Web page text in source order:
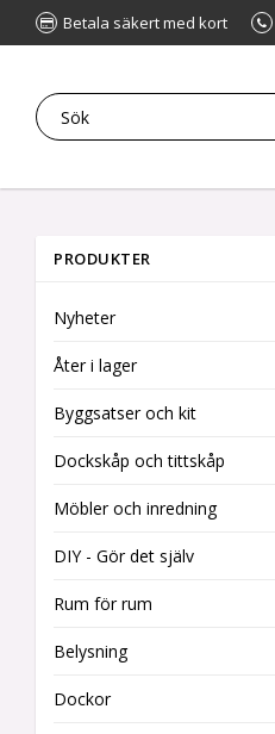
Betala säkert med kort
PRODUKTER
Nyheter
Åter i lager
Byggsatser och kit
Dockskåp och tittskåp
Möbler och inredning
DIY - Gör det själv
Rum för rum
Belysning
Dockor